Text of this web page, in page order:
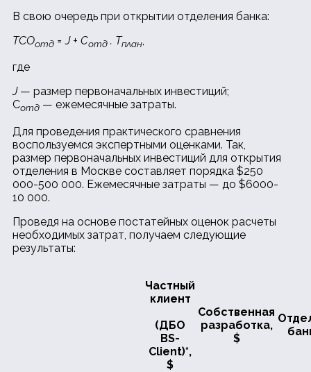
В свою очередь при открытии отделения банка:
ТСОотд = J + Cотд . Тплан,
где
J— размер первоначальных инвестиций;
Cотд — ежемесячные затраты.
Для проведения практического сравнения
воспользуемся экспертными оценками. Так,
размер первоначальных инвестиций для открытия
отделения в Москве составляет порядка $250
000-500 000. Ежемесячные затраты — до $6000-
10 000.
Проведя на основе постатейных оценок расчеты
необходимых затрат, получаем следующие
результаты:
Частный
клиент
(ДБО
BS-
Client)*,
$
Собственная
разработка,
$